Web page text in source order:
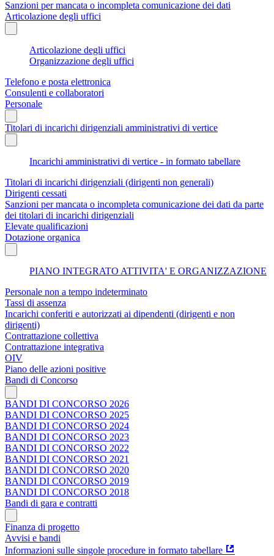
Sanzioni per mancata o incompleta comunicazione dei dati
Articolazione degli uffici
Articolazione degli uffici
Organizzazione degli uffici
Telefono e posta elettronica
Consulenti e collaboratori
Personale
Titolari di incarichi dirigenziali amministrativi di vertice
Incarichi amministrativi di vertice - in formato tabellare
Titolari di incarichi dirigenziali (dirigenti non generali)
Dirigenti cessati
Sanzioni per mancata o incompleta comunicazione dei dati da parte
dei titolari di incarichi dirigenziali
Elevate qualificazioni
Dotazione organica
PIANO INTEGRATO ATTIVITA' E ORGANIZZAZIONE
Personale non a tempo indeterminato
Tassi di assenza
Incarichi conferiti e autorizzati ai dipendenti (dirigenti e non
dirigenti)
Contrattazione collettiva
Contrattazione integrativa
OIV
Piano delle azioni positive
Bandi di Concorso
BANDI DI CONCORSO 2026
BANDI DI CONCORSO 2025
BANDI DI CONCORSO 2024
BANDI DI CONCORSO 2023
BANDI DI CONCORSO 2022
BANDI DI CONCORSO 2021
BANDI DI CONCORSO 2020
BANDI DI CONCORSO 2019
BANDI DI CONCORSO 2018
Bandi di gara e contratti
Finanza di progetto
Avvisi e bandi
Informazioni sulle singole procedure in formato tabellare